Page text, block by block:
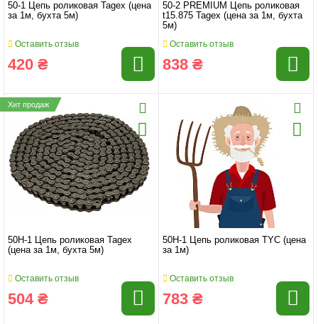
50-1 Цепь роликовая Tagex (цена
за 1м, бухта 5м)
Оставить отзыв
420 ₴
50-2 PREMIUM Цепь роликовая
t15.875 Tagex (цена за 1м, бухта
5м)
Оставить отзыв
838 ₴
Хит продаж
50H-1 Цепь роликовая Tagex
(цена за 1м, бухта 5м)
Оставить отзыв
504 ₴
50H-1 Цепь роликовая TYC (цена
за 1м)
Оставить отзыв
783 ₴